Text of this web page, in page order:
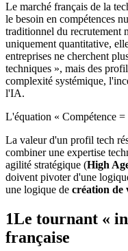
Le marché français de la
le besoin en compétences
traditionnel du recrutement
uniquement quantitative,
entreprises ne cherchent
techniques », mais des
complexité systémique,
l'IA.
L'équation « Compétence
La valeur d'un profil tech
combiner une expertise
agilité stratégique (High
doivent pivoter d'une
une logique de création de
1Le tournant «
française